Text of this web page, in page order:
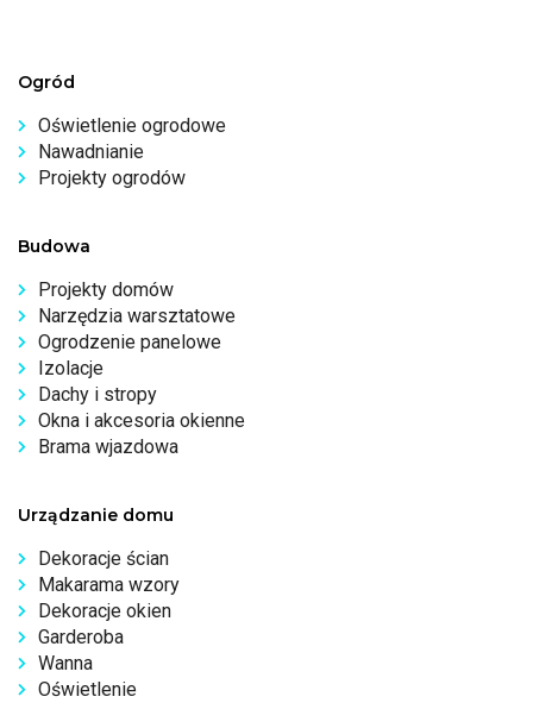
Ogród
Oświetlenie ogrodowe
Nawadnianie
Projekty ogrodów
Budowa
Projekty domów
Narzędzia warsztatowe
Ogrodzenie panelowe
Izolacje
Dachy i stropy
Okna i akcesoria okienne
Brama wjazdowa
Urządzanie domu
Dekoracje ścian
Makarama wzory
Dekoracje okien
Garderoba
Wanna
Oświetlenie